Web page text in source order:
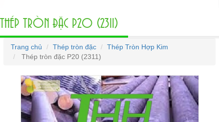
THÉP TRÒN ĐẶC P20 (2311)
Trang chủ Thép tròn đặc
Thép Tròn Hợp Kim
Thép tròn đặc P20 (2311)